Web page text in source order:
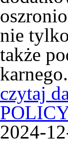
nie
także
karnego.
czytaj
2024-